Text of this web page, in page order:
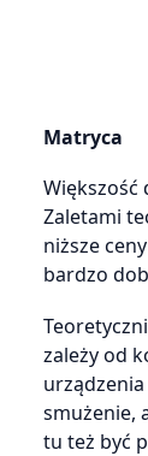
Matryca
Większość
Zaletami
niższe
bardzo
zależy od
smużenie,
tu też być